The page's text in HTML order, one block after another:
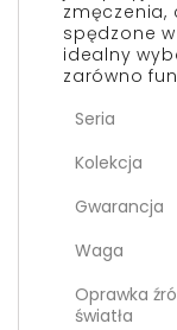
zmęczenia,
spędzone
idealny
zarówno
Seria
Kolekcja
Gwarancja
Waga
Oprawka
światła